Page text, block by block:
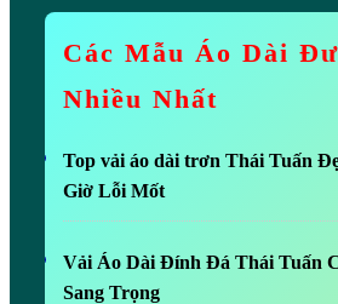
Các Mẫu Áo Dài
Nhiều Nhất
Top vải áo dài trơn Thái Tuấn
Giờ Lỗi Mốt
Vải Áo Dài Đính Đá Thái Tuấn
Sang Trọng